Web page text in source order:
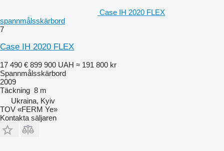
Case IH 2020 FLEX
spannmålsskärbord
7
Case IH 2020 FLEX
17 490 € 899 900 UAH ≈ 191 800 kr
Spannmålsskärbord
2009
Täckning 8 m
Ukraina, Kyiv
TOV «FERM Ye»
Kontakta säljaren